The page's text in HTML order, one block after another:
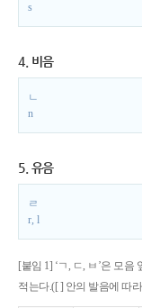
s
4. 비음
ㄴ
n
5. 유음
ㄹ
r, l
[붙임 1] ‘ㄱ, ㄷ, ㅂ’은 모음
적는다.([ ] 안의 발음에 따